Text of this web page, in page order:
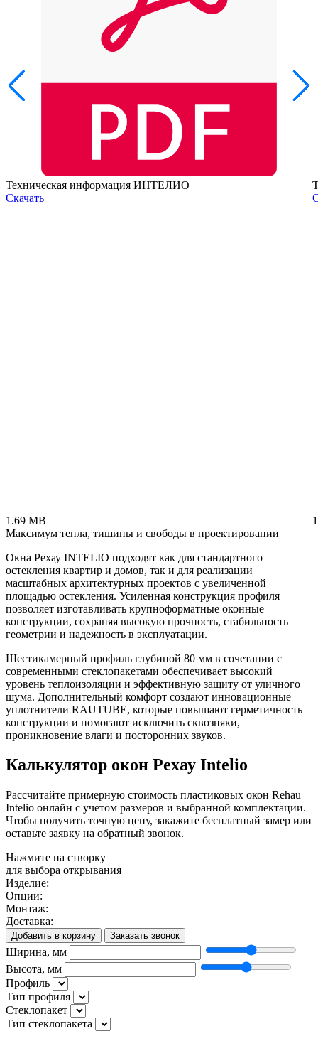
Техническая информация ИНТЕЛИО
Скачать
1.69 MB
Максимум тепла, тишины и свободы в проектировании
Окна Рехау INTELIO подходят как для стандартного
остекления квартир и домов, так и для реализации
масштабных архитектурных проектов с увеличенной
площадью остекления. Усиленная конструкция профиля
позволяет изготавливать крупноформатные оконные
конструкции, сохраняя высокую прочность, стабильность
геометрии и надежность в эксплуатации.
Шестикамерный профиль глубиной 80 мм в сочетании с
современными стеклопакетами обеспечивает высокий
уровень теплоизоляции и эффективную защиту от уличного
шума. Дополнительный комфорт создают инновационные
уплотнители RAUTUBE, которые повышают герметичность
конструкции и помогают исключить сквозняки,
проникновение влаги и посторонних звуков.
Калькулятор окон Рехау Intelio
Рассчитайте примерную стоимость пластиковых окон Rehau
Intelio онлайн с учетом размеров и выбранной комплектации.
Чтобы получить точную цену, закажите бесплатный замер или
оставьте заявку на обратный звонок.
Нажмите на створку
для выбора открывания
Изделие:
Опции:
Монтаж:
Доставка:
Добавить в корзину Заказать звонок
Ширина, мм
Высота, мм
Профиль
Тип профиля
Стеклопакет
Тип стеклопакета